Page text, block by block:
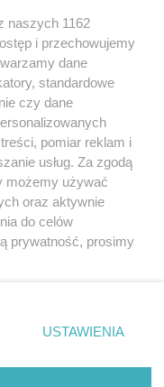
2021
22.10 2021
z portali
sięz nami
naszych 1162
i przechowujemy
dane
standardowe
czy dane
pomiar reklam i
usług. Za zgodą
możemy używać
oraz aktywnie
do celów
prywatność, prosimy
rogu strony
nie wymagają
sprzeciwić się
miały
USTAWIENIA